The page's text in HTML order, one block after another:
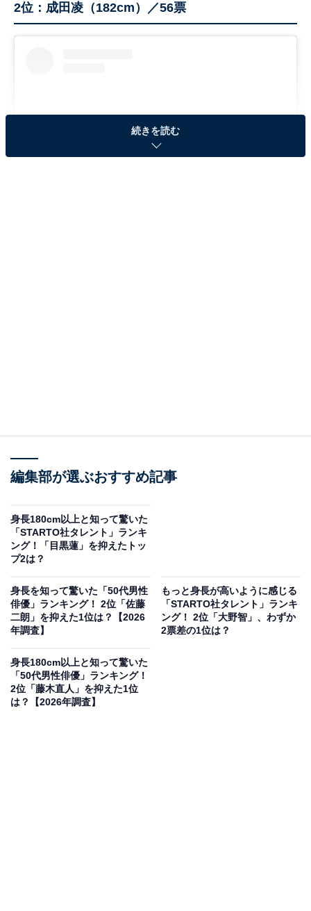
2位：成田凌（182cm）／56票
ン誌『MEN'S NON-NO』（集英社）の専属モデルとして
活動をスタート。2014年には俳優デビューを果たし、
を受賞しました。2026年2月公開の映画『#拡散』では主
演として主人公の浅岡信治役を演じています。モデル出
身ということもあり、背丈は182cmと高身長。しかし、
小顔でナチュラルな雰囲気から実際の身長を知って驚い
たファンも多いようです。
があったので、こんなに身長あるんだと驚きました」
（20代女性／埼玉県）、「親しみやすいキャラクターを
演じることが多いため、実は180cmを悠に超える182cm
続きを読む
編集部が選ぶおすすめ記事
身長180cm以上と知って驚いた
「STARTO社タレント」ランキ
ング！「目黒蓮」を抑えたトッ
プ2は？
身長を知って驚いた「50代男性
俳優」ランキング！ 2位「佐藤
二朗」を抑えた1位は？【2026
年調査】
もっと身長が高いように感じる
「STARTO社タレント」ランキ
ング！ 2位「大野智」、わずか
2票差の1位は？
身長180cm以上と知って驚いた
「50代男性俳優」ランキング！
2位「藤木直人」を抑えた1位
は？【2026年調査】